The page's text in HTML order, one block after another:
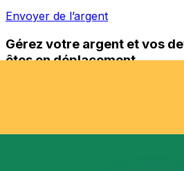
Envoyer de l’argent
Gérez votre argent et vos
êtes en déplacement